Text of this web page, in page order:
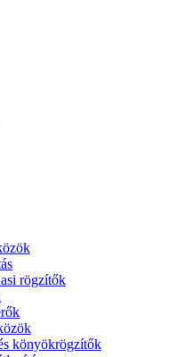
rögzítők
könyökrögzítők